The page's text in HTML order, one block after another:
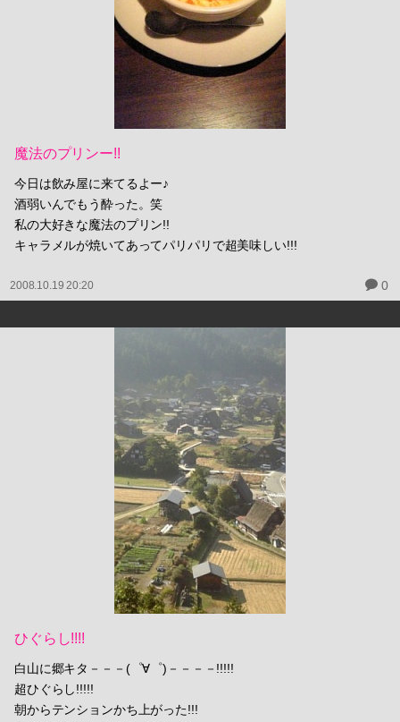
魔法のプリンー!!
今日は飲み屋に来てるよー♪
酒弱いんでもう酔った。笑
私の大好きな魔法のプリン!!
キャラメルが焼いてあってパリパリで超美味しい!!!
2008.10.19 20:20 0
ひぐらし!!!!
白山に郷キタ－－－(゜∀゜)－－－－!!!!!
超ひぐらし!!!!!
朝からテンションかち上がった!!!